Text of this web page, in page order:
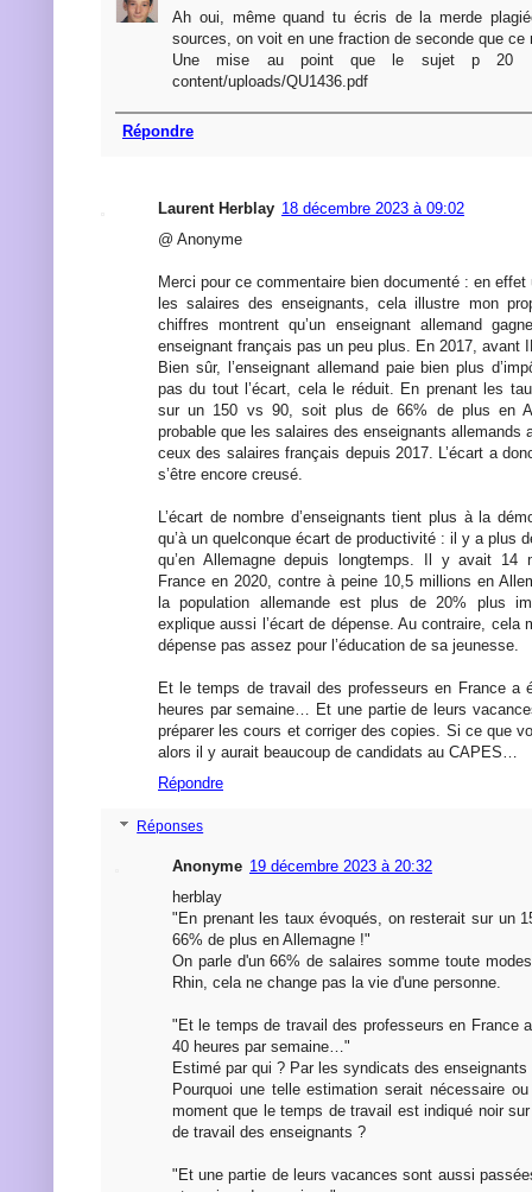
Ah oui, même quand tu écris de la merde
sources, on voit en une fraction de seconde que ce
Une mise au point que le sujet p 20 :
content/uploads/QU1436.pdf
Répondre
Laurent Herblay 18 décembre 2023 à 09:02
@ Anonyme
Merci pour ce commentaire bien documenté : en effet
les salaires des enseignants, cela illustre mon
chiffres montrent qu’un enseignant allemand
enseignant français pas un peu plus. En 2017, avant
Bien sûr, l’enseignant allemand paie bien plus
pas du tout l’écart, cela le réduit. En prenant les
sur un 150 vs 90, soit plus de 66% de plus en
probable que les salaires des enseignants allemands
ceux des salaires français depuis 2017. L’écart a
s’être encore creusé.
L’écart de nombre d’enseignants tient plus à la
qu’à un quelconque écart de productivité : il y a plus
qu’en Allemagne depuis longtemps. Il y avait 14
France en 2020, contre à peine 10,5 millions en
la population allemande est plus de 20% plus
explique aussi l’écart de dépense. Au contraire, cela
dépense pas assez pour l’éducation de sa jeunesse.
Et le temps de travail des professeurs en France a
heures par semaine… Et une partie de leurs
préparer les cours et corriger des copies. Si ce que
alors il y aurait beaucoup de candidats au CAPES…
Répondre
Réponses
Anonyme 19 décembre 2023 à 20:32
herblay
"En prenant les taux évoqués, on resterait sur un
66% de plus en Allemagne !"
On parle d'un 66% de salaires somme toute
Rhin, cela ne change pas la vie d'une personne.
"Et le temps de travail des professeurs en France
40 heures par semaine…"
Estimé par qui ? Par les syndicats des enseignants
Pourquoi une telle estimation serait nécessaire
moment que le temps de travail est indiqué noir
de travail des enseignants ?
"Et une partie de leurs vacances sont aussi